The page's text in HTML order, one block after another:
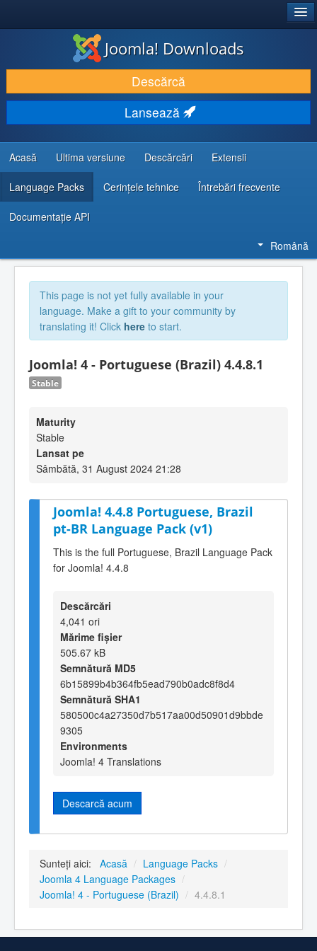
DESCARCĂ & ȘI EXTINDE
DESCOPERĂ & ÎNVAȚĂ
COMUNITATE & SUPORT
RESURSE DEZVOLTATORI
Joomla! Downloads
Descărcă
Lansează
Acasă Ultima versiune Descărcări Extensii
Language Packs Cerințele tehnice Întrebări frecvente
Documentaţie API
Română
This page is not yet fully available in your
language. Make a gift to your community by
translating it! Click here to start.
Joomla! 4 - Portuguese (Brazil) 4.4.8.1
Stable
Maturity
Stable
Lansat pe
Sâmbătă, 31 August 2024 21:28
Joomla! 4.4.8 Portuguese, Brazil
pt-BR Language Pack (v1)
This is the full Portuguese, Brazil Language Pack
for Joomla! 4.4.8
Descărcări
4,041 ori
Mărime fișier
505.67 kB
Semnătură MD5
6b15899b4b364fb5ead790b0adc8f8d4
Semnătură SHA1
580500c4a27350d7b517aa00d50901d9bbde
9305
Environments
Joomla! 4 Translations
Descarcă acum
Sunteți aici: Acasă / Language Packs /
Joomla 4 Language Packages /
Joomla! 4 - Portuguese (Brazil) / 4.4.8.1